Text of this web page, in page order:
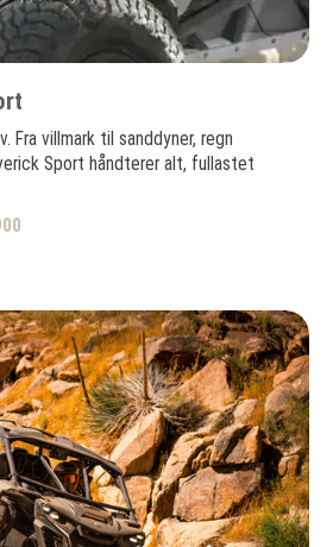
Fra villmark til sanddyner, regn
Sport håndterer alt, fullastet